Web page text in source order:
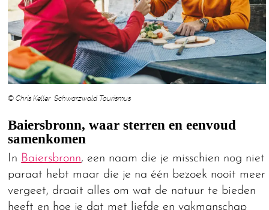
© Chris Keller Schwarzwald Tourismus
Baiersbronn, waar sterren en eenvoud
samenkomen
In Baiersbronn, een naam die je misschien nog niet
paraat hebt maar die je na één bezoek nooit meer
vergeet, draait alles om wat de natuur te bieden
heeft en hoe je dat met liefde en vakmanschap